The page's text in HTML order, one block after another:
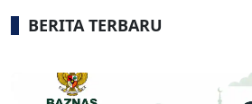
BERITA TERBARU